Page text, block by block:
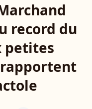
record du
petites